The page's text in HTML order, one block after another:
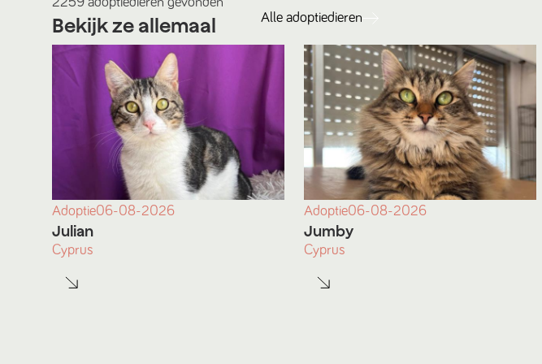
Bekijk ze allemaal Alle adoptiedieren
Adoptie06-08-2026
Julian
Cyprus
Adoptie06-08-2026
Jumby
Cyprus